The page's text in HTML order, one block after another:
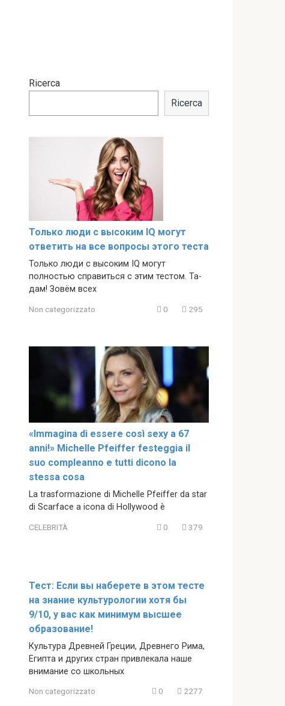
Ricerca
Ricerca
Только люди с высоким IQ могут
ответить на все вопросы этого теста
Только люди с высоким IQ могут
полностью справиться с этим тестом. Та-
дам! Зовём всех
Non categorizzato 0 295
«Immagina di essere così sexy a 67
anni!» Michelle Pfeiffer festeggia il
suo compleanno e tutti dicono la
stessa cosa
La trasformazione di Michelle Pfeiffer da star
di Scarface a icona di Hollywood è
CELEBRITÀ 0 379
Тест: Если вы наберете в этом тесте
на знание культурологии хотя бы
9/10, у вас как минимум высшее
образование!
Культура Древней Греции, Древнего Рима,
Египта и других стран привлекала наше
внимание со школьных
Non categorizzato 0 2277